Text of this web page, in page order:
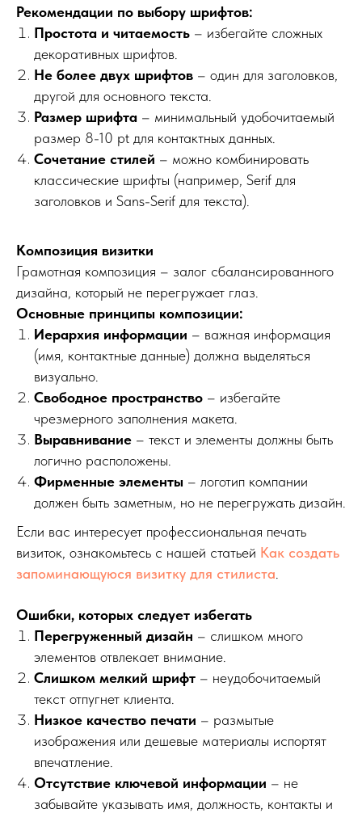
Рекомендации по выбору шрифтов:
Простота и читаемость – избегайте сложных
декоративных шрифтов.
Не более двух шрифтов – один для заголовков,
другой для основного текста.
Размер шрифта – минимальный удобочитаемый
размер 8-10 pt для контактных данных.
Сочетание стилей – можно комбинировать
классические шрифты (например, Serif для
заголовков и Sans-Serif для текста).
Композиция визитки
Грамотная композиция – залог сбалансированного
дизайна, который не перегружает глаз.
Основные принципы композиции:
Иерархия информации – важная информация
(имя, контактные данные) должна выделяться
визуально.
Свободное пространство – избегайте
чрезмерного заполнения макета.
Выравнивание – текст и элементы должны быть
логично расположены.
Фирменные элементы – логотип компании
должен быть заметным, но не перегружать дизайн.
Если вас интересует профессиональная печать
визиток, ознакомьтесь с нашей статьей Как создать
запоминающуюся визитку для стилиста
Ошибки, которых следует избегать
Перегруженный дизайн – слишком много
элементов отвлекает внимание.
Слишком мелкий шрифт – неудобочитаемый
текст отпугнет клиента.
Низкое качество печати – размытые
изображения или дешевые материалы испортят
впечатление.
Отсутствие ключевой информации – не
забывайте указывать имя, должность, контакты и